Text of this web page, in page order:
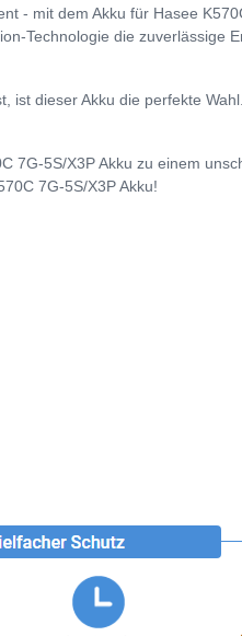
- mit dem Akku für Hasee
Technologie die zuverlässige
ist dieser Akku die perfekte
7G-5S/X3P Akku zu einem
7G-5S/X3P Akku!